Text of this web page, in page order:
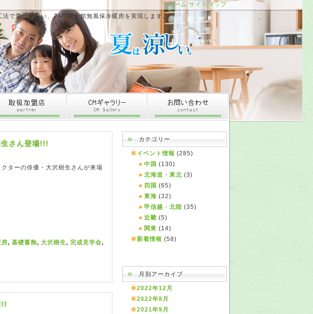
で夏は涼しい、24時間全館無風保冷暖房を実現します。
ホーム サイトマップ
さん登場!!!
ターの俳優・大沢樹生さんが来場
房, 基礎蓄熱, 大沢樹生, 完成見学会,
カテゴリー
イベント情報 (285)
中国 (130)
北海道・東北 (3)
四国 (65)
東海 (32)
甲信越・北陸 (35)
近畿 (5)
関東 (14)
新着情報 (58)
月別アーカイブ
2022年12月
2022年8月
2021年9月